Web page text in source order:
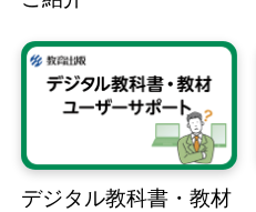
デジタル教科書・教材